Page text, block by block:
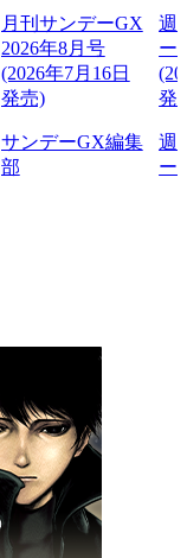
月刊サンデーGX
2026年8月号
(2026年7月16日
発売)
サンデーGX編集
部
週
ー
発
週
ー